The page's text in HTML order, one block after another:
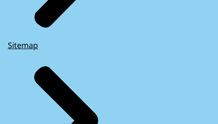
Sitemap